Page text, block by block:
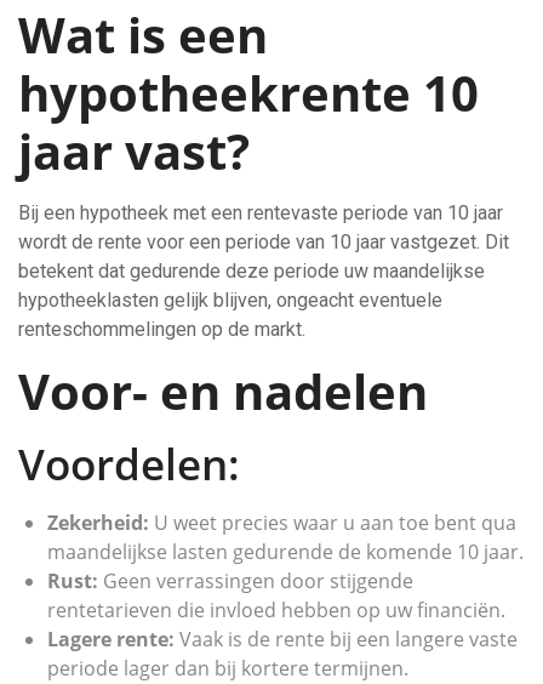
Wat is een
hypotheekrente 10
jaar vast?
Bij een hypotheek met een rentevaste periode van 10 jaar
wordt de rente voor een periode van 10 jaar vastgezet. Dit
betekent dat gedurende deze periode uw maandelijkse
hypotheeklasten gelijk blijven, ongeacht eventuele
renteschommelingen op de markt.
Voor- en nadelen
Voordelen:
Zekerheid: U weet precies waar u aan toe bent qua
maandelijkse lasten gedurende de komende 10 jaar.
Rust: Geen verrassingen door stijgende
rentetarieven die invloed hebben op uw financiën.
Lagere rente: Vaak is de rente bij een langere vaste
periode lager dan bij kortere termijnen.